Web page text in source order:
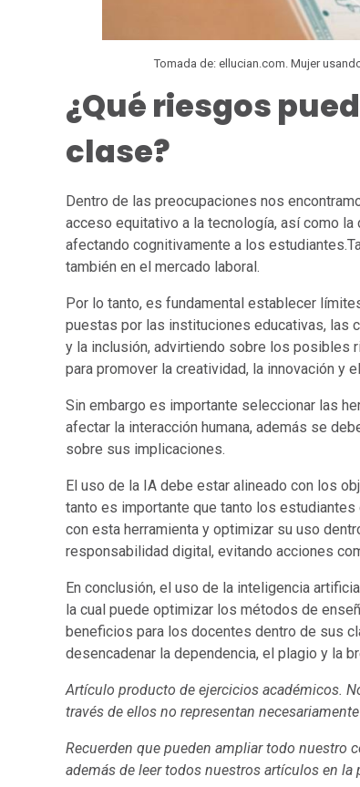
Tomada de: ellucian.com. Mujer
¿Qué riesgos
clase?
Dentro de las preocupaciones nos
acceso equitativo a la tecnología, así como
afectando cognitivamente a los
también en el mercado laboral.
Por lo tanto, es fundamental establecer
puestas por las instituciones educativas, las
y la inclusión, advirtiendo sobre los posibles
para promover la creatividad, la innovación y
Sin embargo es importante seleccionar las
afectar la interacción humana, además se
sobre sus implicaciones.
El uso de la IA debe estar alineado con los
tanto es importante que tanto los
con esta herramienta y optimizar su uso
responsabilidad digital, evitando acciones
En conclusión, el uso de la inteligencia
la cual puede optimizar los métodos de
beneficios para los docentes dentro de sus
desencadenar la dependencia, el plagio y la
Artículo producto de ejercicios académicos.
través de ellos no representan
Recuerden que pueden ampliar todo nuestro
además de leer todos nuestros artículos en la